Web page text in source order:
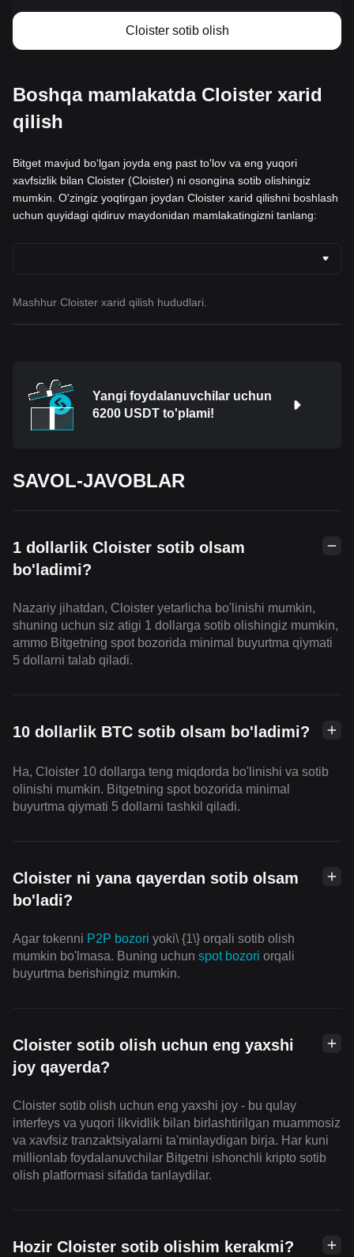
Cloister sotib olish
Boshqa mamlakatda Cloister xarid
qilish
Bitget mavjud boʻlgan joyda eng past to'lov va eng yuqori
xavfsizlik bilan Cloister (Cloister) ni osongina sotib olishingiz
mumkin. O'zingiz yoqtirgan joydan Cloister xarid qilishni boshlash
uchun quyidagi qidiruv maydonidan mamlakatingizni tanlang:
Mashhur Cloister xarid qilish hududlari.
Yangi foydalanuvchilar uchun
6200 USDT to'plami!
SAVOL-JAVOBLAR
1 dollarlik Cloister sotib olsam
bo'ladimi?
Nazariy jihatdan, Cloister yetarlicha bo'linishi mumkin,
shuning uchun siz atigi 1 dollarga sotib olishingiz mumkin,
ammo Bitgetning spot bozorida minimal buyurtma qiymati
5 dollarni talab qiladi.
10 dollarlik BTC sotib olsam bo'ladimi?
Ha, Cloister 10 dollarga teng miqdorda bo'linishi va sotib
olinishi mumkin. Bitgetning spot bozorida minimal
buyurtma qiymati 5 dollarni tashkil qiladi.
Cloister ni yana qayerdan sotib olsam
bo'ladi?
Agar tokenni P2P bozori yoki\ {1\} orqali sotib olish
mumkin bo'lmasa. Buning uchun spot bozori orqali
buyurtma berishingiz mumkin.
Cloister sotib olish uchun eng yaxshi
joy qayerda?
Cloister sotib olish uchun eng yaxshi joy - bu qulay
interfeys va yuqori likvidlik bilan birlashtirilgan muammosiz
va xavfsiz tranzaktsiyalarni ta'minlaydigan birja. Har kuni
millionlab foydalanuvchilar Bitgetni ishonchli kripto sotib
olish platformasi sifatida tanlaydilar.
Hozir Cloister sotib olishim kerakmi?